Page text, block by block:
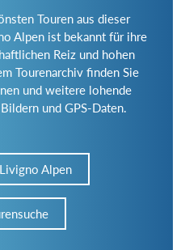
Touren aus dieser
Alpen ist bekannt für ihre
Reiz und hohen
Tourenarchiv finden Sie
und weitere lohende
und GPS-Daten.
Alpen